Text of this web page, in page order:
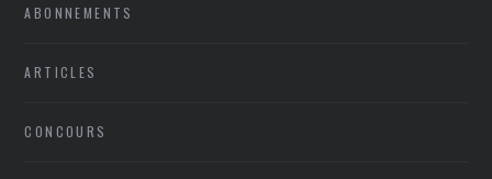
ABONNEMENTS
ARTICLES
CONCOURS